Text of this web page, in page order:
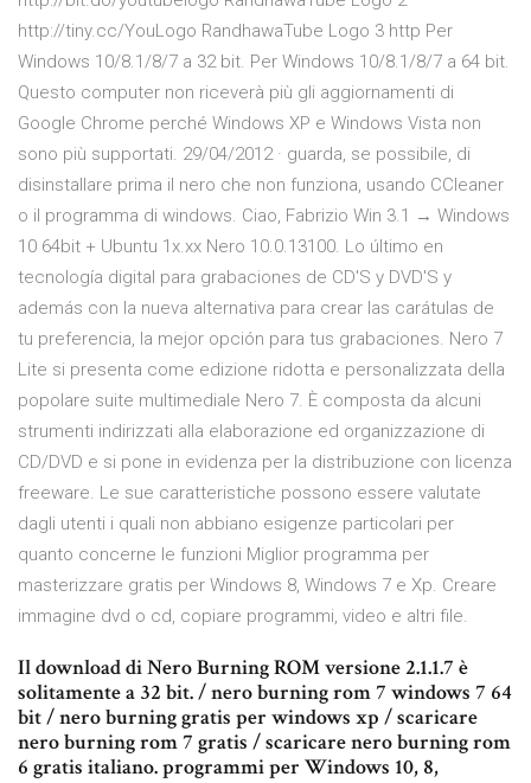
http://tiny.cc/YouLogo RandhawaTube Logo 3 http Per
Windows 10/8.1/8/7 a 32 bit. Per Windows 10/8.1/8/7 a 64 bit.
Questo computer non riceverà più gli aggiornamenti di
Google Chrome perché Windows XP e Windows Vista non
sono più supportati. 29/04/2012 · guarda, se possibile, di
disinstallare prima il nero che non funziona, usando CCleaner
o il programma di windows. Ciao, Fabrizio Win 3.1 → Windows
10 64bit + Ubuntu 1x.xx Nero 10.0.13100. Lo último en
tecnología digital para grabaciones de CD'S y DVD'S y
además con la nueva alternativa para crear las carátulas de
tu preferencia, la mejor opción para tus grabaciones. Nero 7
Lite si presenta come edizione ridotta e personalizzata della
popolare suite multimediale Nero 7. È composta da alcuni
strumenti indirizzati alla elaborazione ed organizzazione di
CD/DVD e si pone in evidenza per la distribuzione con licenza
freeware. Le sue caratteristiche possono essere valutate
dagli utenti i quali non abbiano esigenze particolari per
quanto concerne le funzioni Miglior programma per
masterizzare gratis per Windows 8, Windows 7 e Xp. Creare
immagine dvd o cd, copiare programmi, video e altri file.
Il download di Nero Burning ROM versione 2.1.1.7 è
solitamente a 32 bit. / nero burning rom 7 windows 7 64
bit / nero burning gratis per windows xp / scaricare
nero burning rom 7 gratis / scaricare nero burning rom
6 gratis italiano. programmi per Windows 10, 8,